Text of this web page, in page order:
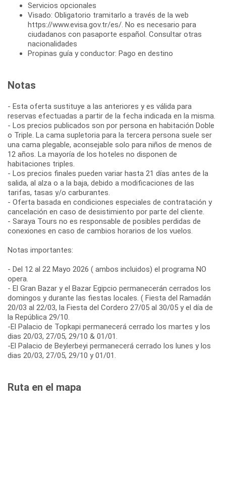
Servicios opcionales
Visado: Obligatorio tramitarlo a través de la web
https://www.evisa.gov.tr/es/. No es necesario para
ciudadanos con pasaporte español. Consultar otras
nacionalidades
Propinas guía y conductor: Pago en destino
Notas
- Esta oferta sustituye a las anteriores y es válida para
reservas efectuadas a partir de la fecha indicada en la misma.
- Los precios publicados son por persona en habitación Doble
o Triple. La cama supletoria para la tercera persona suele ser
una cama plegable, aconsejable solo para niños de menos de
12 años. La mayoría de los hoteles no disponen de
habitaciones triples.
- Los precios finales pueden variar hasta 21 días antes de la
salida, al alza o a la baja, debido a modificaciones de las
tarifas, tasas y/o carburantes.
- Oferta basada en condiciones especiales de contratación y
cancelación en caso de desistimiento por parte del cliente.
- Saraya Tours no es responsable de posibles perdidas de
conexiones en caso de cambios horarios de los vuelos.
Notas importantes:
- Del 12 al 22 Mayo 2026 ( ambos incluidos) el programa NO
opera.
- El Gran Bazar y el Bazar Egipcio permanecerán cerrados los
domingos y durante las fiestas locales. ( Fiesta del Ramadán
20/03 al 22/03, la Fiesta del Cordero 27/05 al 30/05 y el día de
la República 29/10.
-El Palacio de Topkapi permanecerá cerrado los martes y los
dias 20/03, 27/05, 29/10 & 01/01.
-El Palacio de Beylerbeyi permanecerá cerrado los lunes y los
dias 20/03, 27/05, 29/10 y 01/01.
Ruta en el mapa